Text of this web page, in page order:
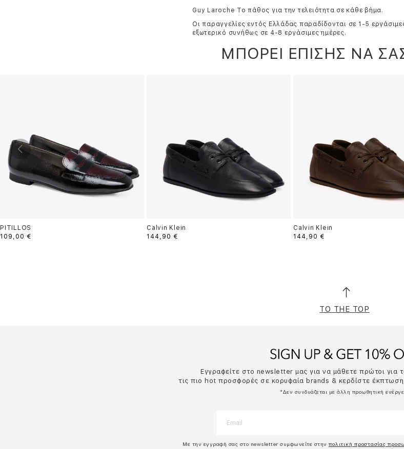
Guy Laroche Το πάθος για την τελειότητα σε κάθε βήμα.
Οι παραγγελίες εντός Ελλάδας παραδίδονται σε 1-5
εξωτερικό συνήθως σε 4-8 εργάσιμες ημέρες.
ΜΠΟΡΕΙ ΕΠΙΣΗΣ ΝΑ
PITILLOS
109,00 €
Calvin Klein
144,90 €
Calvin Klein
144,90 €
TO THE TOP
Εγγραφείτε στο newsletter μας για να μάθετε πρώτοι για
τις πιο hot προσφορές σε κορυφαία brands & κερδίστε
*Δεν συνδυάζεται με άλλη προωθητική
Με την εγγραφή σας στο newsletter συμφωνείτε στηνπολιτική προστασίας